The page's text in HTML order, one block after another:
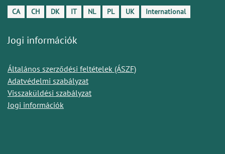
CA CH DK IT NL PL UK International
Jogi információk
Általános szerződési feltételek (ÁSZF)
Adatvédelmi szabályzat
Visszaküldési szabályzat
Jogi információk